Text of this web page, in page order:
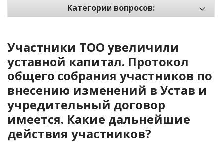
Категории вопросов:
Техника безопасности и охрана труда
Антикризис: трудовые отношения
Антикризис: долги и обязательства
Налоги и Налогообложение
Трудовые отношения
Корпоративные отношения
Участники ТОО увеличили
уставной капитал. Протокол
общего собрания участников по
внесению изменений в Устав и
учредительный договор
имеется. Какие дальнейшие
действия участников?